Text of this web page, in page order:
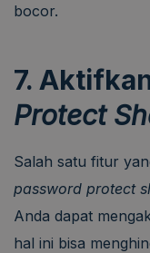
bocor.
7.
Protect
Salah satu fitur
password protect
Anda dapat
hal ini bisa